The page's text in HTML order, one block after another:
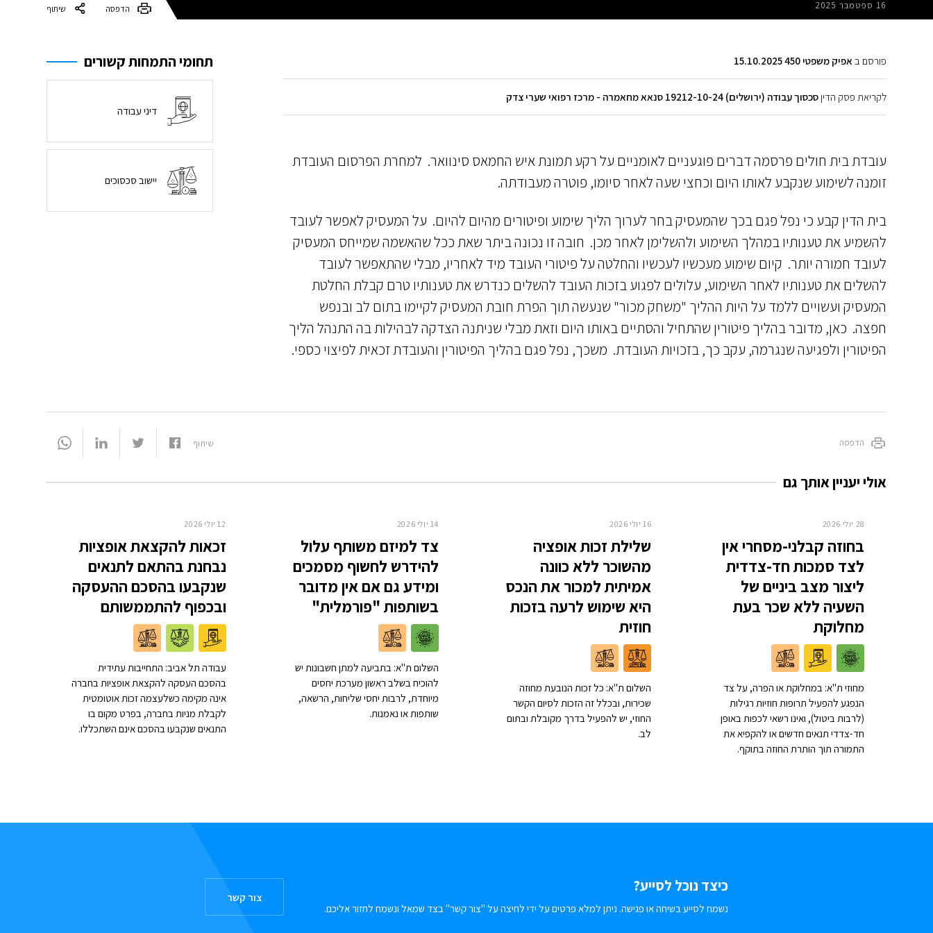
16 ספטמבר 2025 הדפסה שיתוף
פורסם ב אפיק משפטי 450 15.10.2025
לקריאת פסק הדיןסכסוך עבודה (ירושלים) 19212-10-24 סנאא מחאמרה - מרכז רפואי שערי צדק
עובדת בית חולים פרסמה דברים פוגעניים לאומניים על רקע תמונת איש החמאס סינוואר. למחרת הפרסום העובדת
זומנה לשימוע שנקבע לאותו היום וכחצי שעה לאחר סיומו, פוטרה מעבודתה.
בית הדין קבע כי נפל פגם בכך שהמעסיק בחר לערוך הליך שימוע ופיטורים מהיום להיום. על המעסיק לאפשר לעובד
להשמיע את טענותיו במהלך השימוע ולהשלימן לאחר מכן. חובה זו נכונה ביתר שאת ככל שהאשמה שמייחס המעסיק
לעובד חמורה יותר. קיום שימוע מעכשיו לעכשיו והחלטה על פיטורי העובד מיד לאחריו, מבלי שהתאפשר לעובד
להשלים את טענותיו לאחר השימוע, עלולים לפגוע בזכות העובד להשלים כנדרש את טענותיו טרם קבלת החלטת
המעסיק ועשויים ללמד על היות ההליך "משחק מכור" שנעשה תוך הפרת חובת המעסיק לקיימו בתום לב ובנפש
חפצה. כאן, מדובר בהליך פיטורין שהתחיל והסתיים באותו היום וזאת מבלי שניתנה הצדקה לבהילות בה התנהל הליך
הפיטורין ולפגיעה שנגרמה, עקב כך, בזכויות העובדת. משכך, נפל פגם בהליך הפיטורין והעובדת זכאית לפיצוי כספי.
תחומי התמחות קשורים
דיני עבודה
יישוב סכסוכים
הדפסה שיתוף
אולי יעניין אותך גם
28 יולי 2026
בחוזה קבלני-מסחרי אין
לצד סמכות חד-צדדית
ליצור מצב ביניים של
השעיה ללא שכר בעת
מחלוקת
מחוזי ת"א: במחלוקת או הפרה, על צד
הנפגע להפעיל תרופות חוזיות רגילות
(לרבות ביטול), ואינו רשאי לכפות באופן
חד-צדדי תנאים חדשים או להקפיא את
התמורה תוך הותרת החוזה בתוקף.
16 יולי 2026
שלילת זכות אופציה
מהשוכר ללא כוונה
אמיתית למכור את הנכס
היא שימוש לרעה בזכות
חוזית
השלום ת"א: כל זכות הנובעת מחוזה
שכירות, ובכלל זה הזכות לסיום הקשר
החוזי, יש להפעיל בדרך מקובלת ובתום
לב.
14 יולי 2026
צד למיזם משותף עלול
להידרש לחשוף מסמכים
ומידע גם אם אין מדובר
בשותפות "פורמלית"
השלום ת"א: בתביעה למתן חשבונות יש
להוכיח בשלב ראשון מערכת יחסים
מיוחדת, לרבות יחסי שליחות, הרשאה,
שותפות או נאמנות.
12 יולי 2026
זכאות להקצאת אופציות
נבחנת בהתאם לתנאים
שנקבעו בהסכם ההעסקה
ובכפוף להתממשותם
עבודה תל אביב: התחייבות עתידית
בהסכם העסקה להקצאת אופציות בחברה
אינה מקימה כשלעצמה זכות אוטומטית
לקבלת מניות בחברה, בפרט מקום בו
התנאים שנקבעו בהסכם אינם השתכללו.
כיצד נוכל לסייע?
נשמח לסייע בשיחה או פגישה. ניתן למלא פרטים על ידי לחיצה על "צור קשר" בצד שמאל ונשמח לחזור אליכם.
צור קשר